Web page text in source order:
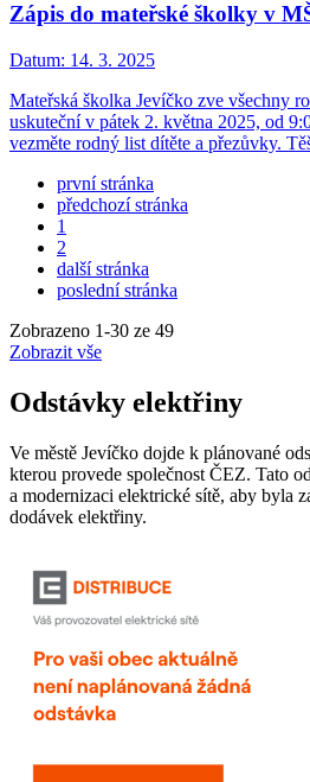
Zápis do mateřské školky v
Datum: 14. 3. 2025
Mateřská školka Jevíčko zve všechny
uskuteční v pátek 2. května 2025, od
vezměte rodný list dítěte a přezůvky.
první stránka
předchozí stránka
1
2
další stránka
poslední stránka
Zobrazeno 1-30 ze 49
Zobrazit vše
Odstávky elektřiny
Ve městě Jevíčko dojde k plánované
kterou provede společnost ČEZ. Tato
a modernizaci elektrické sítě, aby byla
dodávek elektřiny.